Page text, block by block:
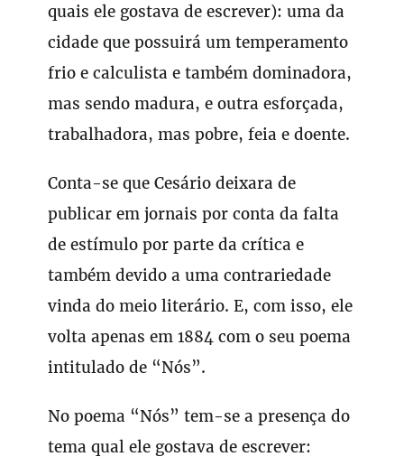
quais ele gostava de escrever): uma da
cidade que possuirá um temperamento
frio e calculista e também dominadora,
mas sendo madura, e outra esforçada,
trabalhadora, mas pobre, feia e doente.
Conta-se que Cesário deixara de
publicar em jornais por conta da falta
de estímulo por parte da crítica e
também devido a uma contrariedade
vinda do meio literário. E, com isso, ele
volta apenas em 1884 com o seu poema
intitulado de “Nós”.
No poema “Nós” tem-se a presença do
tema qual ele gostava de escrever: